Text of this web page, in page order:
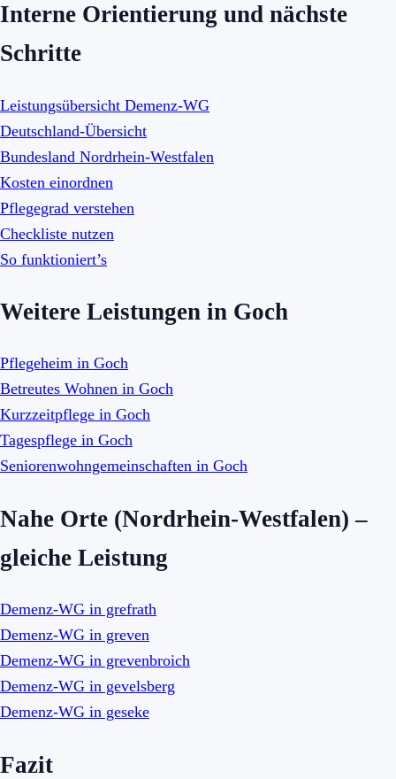
Interne Orientierung und nächste
Schritte
Leistungsübersicht Demenz-WG
Deutschland-Übersicht
Bundesland Nordrhein-Westfalen
Kosten einordnen
Pflegegrad verstehen
Checkliste nutzen
So funktioniert’s
Weitere Leistungen in Goch
Pflegeheim in Goch
Betreutes Wohnen in Goch
Kurzzeitpflege in Goch
Tagespflege in Goch
Seniorenwohngemeinschaften in Goch
Nahe Orte (Nordrhein-Westfalen) –
gleiche Leistung
Demenz-WG in grefrath
Demenz-WG in greven
Demenz-WG in grevenbroich
Demenz-WG in gevelsberg
Demenz-WG in geseke
Fazit